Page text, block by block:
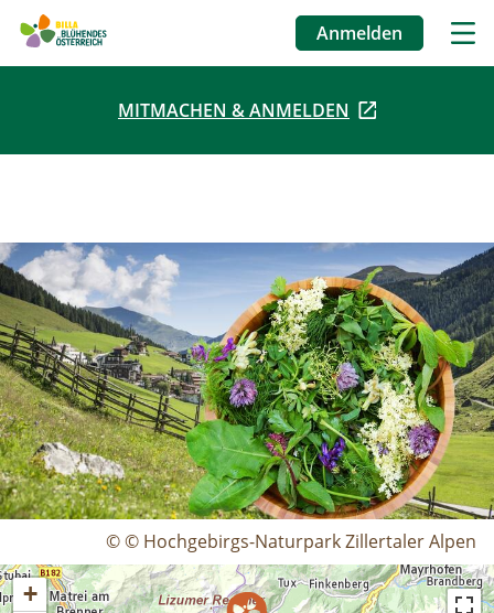
Direkt
Benutzermenü
Anmelden
MITMACHEN & ANMELDEN
© © Hochgebirgs-Naturpark Zillertaler Alpen
+